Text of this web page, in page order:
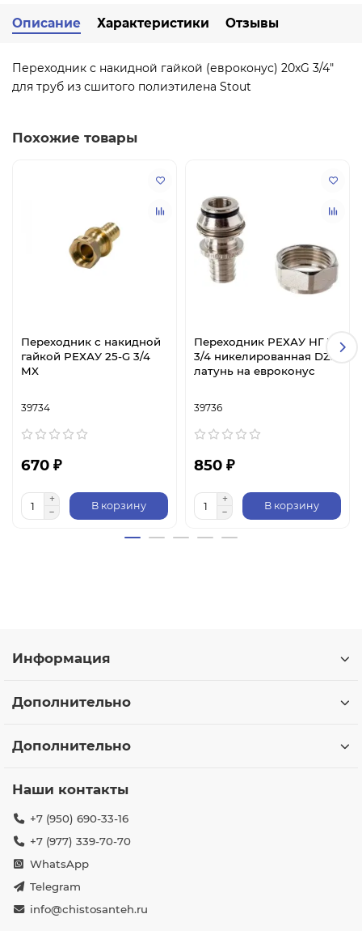
Описание Характеристики Отзывы
Переходник с накидной гайкой (евроконус) 20xG 3/4"
для труб из сшитого полиэтилена Stout
Похожие товары
Переходник с накидной
гайкой РЕХАУ 25-G 3/4
MX
39734
670 ₽
В корзину
Переходник РЕХАУ НГ 16
3/4 никелированная DZR
латунь на евроконус
39736
850 ₽
В корзину
Информация
Дополнительно
Дополнительно
Наши контакты
+7 (950) 690-33-16
+7 (977) 339-70-70
WhatsApp
Telegram
info@chistosanteh.ru